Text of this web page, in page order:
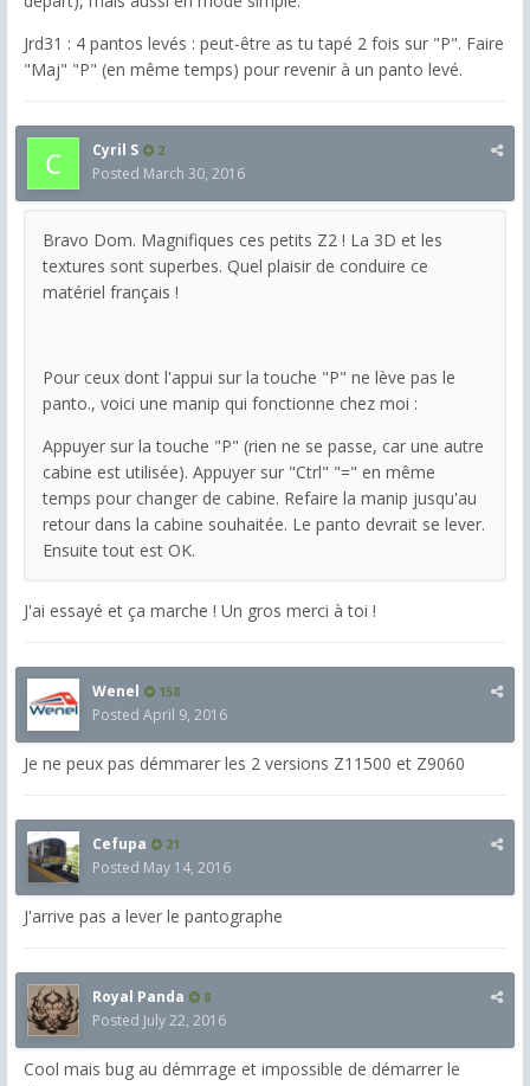
Jrd31 : 4 pantos levés : peut-être as tu tapé 2 fois sur "P". Faire
"Maj" "P" (en même temps) pour revenir à un panto levé.
Cyril S 2
Posted March 30, 2016
Bravo Dom. Magnifiques ces petits Z2 ! La 3D et les
textures sont superbes. Quel plaisir de conduire ce
matériel français !
Pour ceux dont l'appui sur la touche "P" ne lève pas le
panto., voici une manip qui fonctionne chez moi :
Appuyer sur la touche "P" (rien ne se passe, car une autre
cabine est utilisée). Appuyer sur "Ctrl" "=" en même
temps pour changer de cabine. Refaire la manip jusqu'au
retour dans la cabine souhaitée. Le panto devrait se lever.
Ensuite tout est OK.
J'ai essayé et ça marche ! Un gros merci à toi !
Wenel 158
Posted April 9, 2016
Je ne peux pas démmarer les 2 versions Z11500 et Z9060
Cefupa 21
Posted May 14, 2016
J'arrive pas a lever le pantographe
Royal Panda 8
Posted July 22, 2016
Cool mais bug au démrrage et impossible de démarrer le